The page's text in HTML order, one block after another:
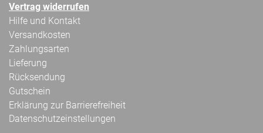
Vertrag widerrufen
Hilfe und Kontakt
Versandkosten
Zahlungsarten
Lieferung
Rücksendung
Gutschein
Erklärung zur Barrierefreiheit
Datenschutzeinstellungen